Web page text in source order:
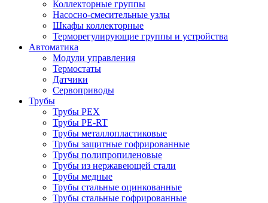
Коллекторные группы
Насосно-смесительные узлы
Шкафы коллекторные
Терморегулирующие группы и устройства
Автоматика
Модули управления
Термостаты
Датчики
Сервоприводы
Трубы
Трубы PEX
Трубы PE-RT
Трубы металлопластиковые
Трубы защитные гофрированные
Трубы полипропиленовые
Трубы из нержавеющей стали
Трубы медные
Трубы стальные оцинкованные
Трубы стальные гофрированные